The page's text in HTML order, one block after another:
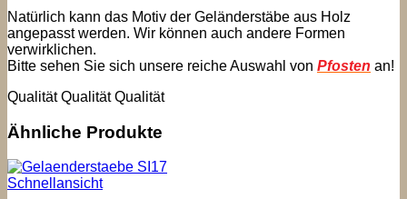
Natürlich kann das Motiv der Geländerstäbe aus Holz
angepasst werden. Wir können auch andere Formen
verwirklichen.
Bitte sehen Sie sich unsere reiche Auswahl von Pfosten an!
Qualität Qualität Qualität
Ähnliche Produkte
Schnellansicht